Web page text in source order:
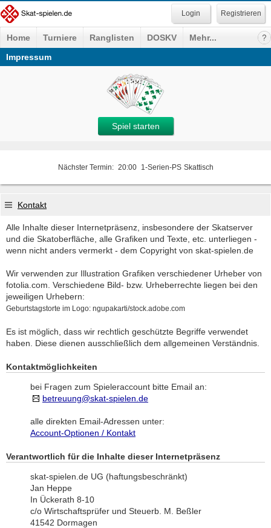
Registrieren
Home Turniere Ranglisten DOSKV
Mehr...
Impressum
Spiel starten
Nächster Termin: 20:00 1-Serien-PS Skattisch
Kontakt
Alle Inhalte dieser Internetpräsenz, insbesondere der Skatserver
und die Skatoberfläche, alle Grafiken und Texte, etc. unterliegen -
wenn nicht anders vermerkt - dem Copyright von skat-spielen.de
Wir verwenden zur Illustration Grafiken verschiedener Urheber von
fotolia.com. Verschiedene Bild- bzw. Urheberrechte liegen bei den
jeweiligen Urhebern:
Geburtstagstorte im Logo: ngupakarti/stock.adobe.com
Es ist möglich, dass wir rechtlich geschützte Begriffe verwendet
haben. Diese dienen ausschließlich dem allgemeinen Verständnis.
Kontaktmöglichkeiten
bei Fragen zum Spieleraccount bitte Email an:
betreuung@skat-spielen.de
alle direkten Email-Adressen unter:
Account-Optionen / Kontakt
Verantwortlich für die Inhalte dieser Internetpräsenz
skat-spielen.de UG (haftungsbeschränkt)
Jan Heppe
In Ückerath 8-10
c/o Wirtschaftsprüfer und Steuerb. M. Beßler
41542 Dormagen